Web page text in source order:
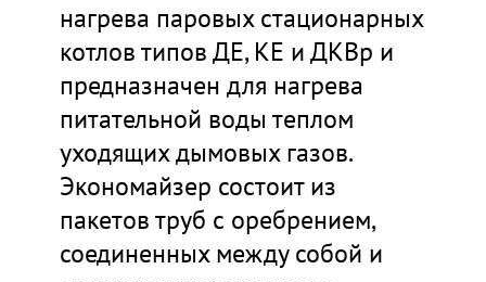
нагрева паровых стационарных
котлов типов ДЕ, КЕ и ДКВр и
предназначен для нагрева
питательной воды теплом
уходящих дымовых газов.
Экономайзер состоит из
пакетов труб с оребрением,
соединенных между собой и